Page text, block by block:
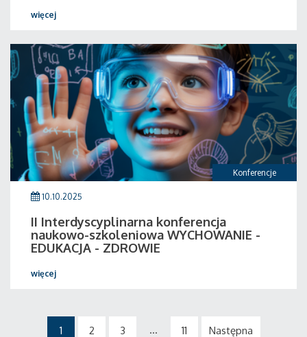
więcej
Konferencje
10.10.2025
II Interdyscyplinarna konferencja
naukowo-szkoleniowa WYCHOWANIE -
EDUKACJA - ZDROWIE
więcej
1 2 3 ... 11 Następna